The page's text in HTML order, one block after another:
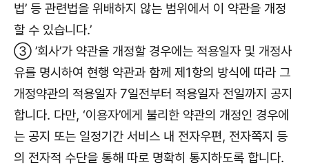
법’ 등 관련법을 위배하지 않는 범위에서 이 약관을 개정
할 수 있습니다.’
③ ’회사’가 약관을 개정할 경우에는 적용일자 및 개정사
유를 명시하여 현행 약관과 함께 제1항의 방식에 따라 그
개정약관의 적용일자 7일전부터 적용일자 전일까지 공지
합니다. 다만, ‘이용자’에게 불리한 약관의 개정인 경우에
는 공지 또는 일정기간 서비스 내 전자우편, 전자쪽지 등
의 전자적 수단을 통해 따로 명확히 통지하도록 합니다.